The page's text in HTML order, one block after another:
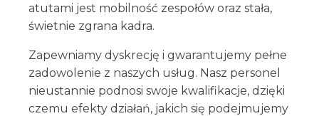
atutami jest mobilność zespołów oraz stała,
świetnie zgrana kadra.
Zapewniamy dyskrecję i gwarantujemy pełne
zadowolenie z naszych usług. Nasz personel
nieustannie podnosi swoje kwalifikacje, dzięki
czemu efekty działań, jakich się podejmujemy